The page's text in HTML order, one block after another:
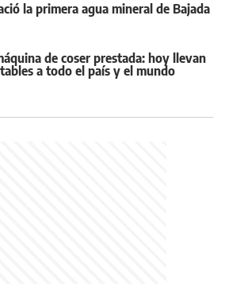
la primera agua mineral de Bajada
de coser prestada: hoy llevan
a todo el país y el mundo